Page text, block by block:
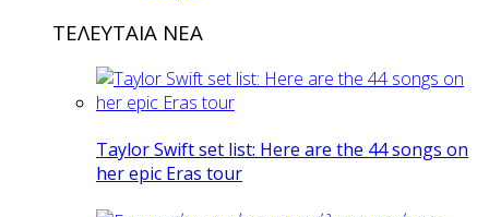
ΤΕΛΕΥΤΑΙΑ ΝΕΑ
Taylor Swift set list: Here are the 44 songs on
her epic Eras tour